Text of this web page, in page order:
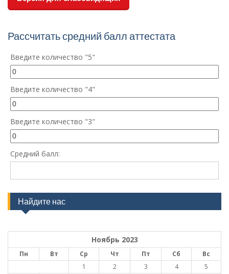
Рассчитать средний балл аттестата
Введите количество "5"
Введите количество "4"
Введите количество "3"
Средний балл:
Найдите нас
Ноябрь 2023
Пн Вт Ср Чт Пт Сб
Вс
1
2 3 4
5